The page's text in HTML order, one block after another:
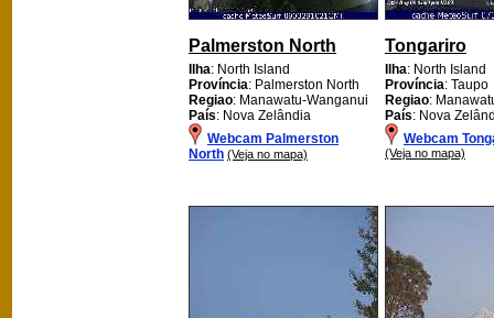
Palmerston North
Ilha: North Island
Província: Palmerston North
Regiao: Manawatu-Wanganui
País: Nova Zelândia
Webcam Palmerston
North (Veja no mapa)
Tongariro
Ilha: North Island
Província: Taupo
Regiao:
País: Nova
Webcam
(Veja no mapa)